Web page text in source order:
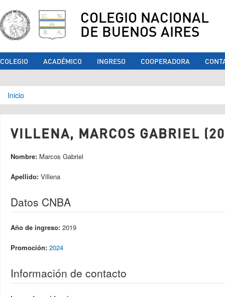
COLEGIO NACIONAL
DE BUENOS AIRES
COLEGIO ACADÉMICO INGRESO COOPERADORA
Se encuentra usted aquí
Inicio
VILLENA, MARCOS GABRIEL
Nombre: Marcos Gabriel
Apellido: Villena
Datos CNBA
Año de ingreso: 2019
Promoción: 2024
Información de contacto